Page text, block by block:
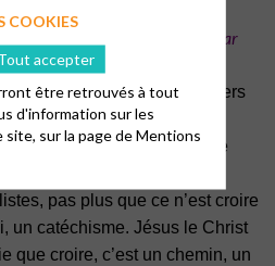
être humain.
vie. Nul ne vient au Père que par
qui mène au Père : à travers
chacun avec le Christ, nous
avec Dieu. Connaître le
par cœur les histoires
pas plus que ce n’est croire
un catéchisme. Jésus le Christ
que croire, c’est un chemin, un
COOKIES
accepter
être retrouvés à tout
d'information sur les
sur la page deMentions